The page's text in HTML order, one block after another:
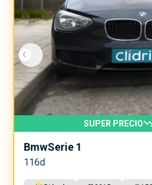
SUPER PRECIO
BmwSerie 1
116d